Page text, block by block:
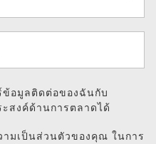
ข้อมูลติดต่อของฉันกับ
สงค์ด้านการตลาดได้
มเป็นส่วนตัวของคุณ ในการ